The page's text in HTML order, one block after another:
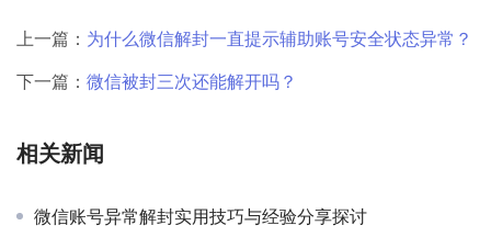
上一篇： 为什么微信解封一直提示辅助账号安全状态异常？
下一篇： 微信被封三次还能解开吗？
相关新闻
微信账号异常解封实用技巧与经验分享探讨